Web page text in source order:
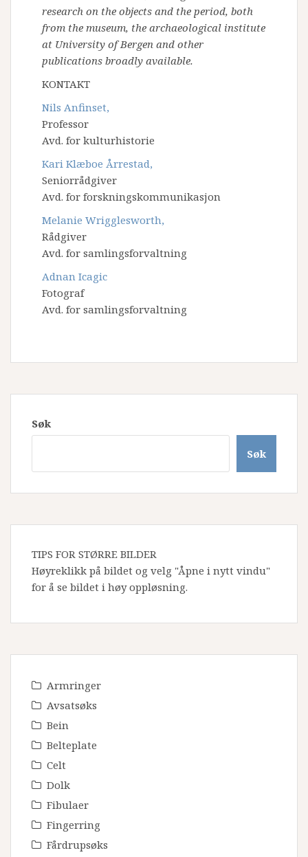
research on the objects and the period, both
from the museum, the archaeological institute
at University of Bergen and other
publications broadly available.
KONTAKT
Nils Anfinset,
Professor
Avd. for kulturhistorie
Kari Klæboe Årrestad,
Seniorrådgiver
Avd. for forskningskommunikasjon
Melanie Wrigglesworth,
Rådgiver
Avd. for samlingsforvaltning
Adnan Icagic
Fotograf
Avd. for samlingsforvaltning
Søk
Søk
TIPS FOR STØRRE BILDER
Høyreklikk på bildet og velg "Åpne i nytt vindu"
for å se bildet i høy oppløsning.
Armringer
Avsatsøks
Bein
Belteplate
Celt
Dolk
Fibulaer
Fingerring
Fårdrupsøks